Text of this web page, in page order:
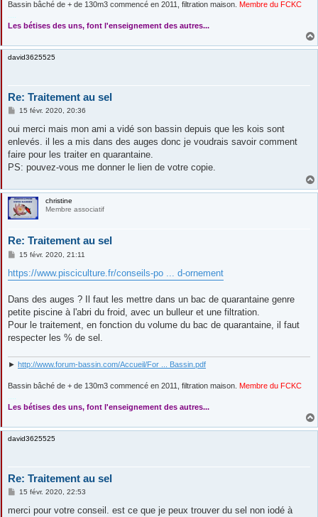
Bassin bâché de + de 130m3 commencé en 2011, filtration maison. Membre du FCKC
Les bétises des uns, font l'enseignement des autres...
david3625525
Re: Traitement au sel
M
s
a
g
15 févr. 2020, 20:36
oui merci mais mon ami a vidé son bassin depuis que les kois sont
enlevés. il les a mis dans des auges donc je voudrais savoir comment
faire pour les traiter en quarantaine.
PS: pouvez-vous me donner le lien de votre copie.
christine
Membre associatif
Re: Traitement au sel
M
s
s
g
e
15 févr. 2020, 21:11
https://www.pisciculture.fr/conseils-po ... d-ornement
Dans des auges ? Il faut les mettre dans un bac de quarantaine genre
petite piscine à l'abri du froid, avec un bulleur et une filtration.
Pour le traitement, en fonction du volume du bac de quarantaine, il faut
respecter les % de sel.
► http://www.forum-bassin.com/Accueil/For ... Bassin.pdf
Bassin bâché de + de 130m3 commencé en 2011, filtration maison. Membre du FCKC
Les bétises des uns, font l'enseignement des autres...
david3625525
Re: Traitement au sel
M
s
15 févr. 2020, 22:53
merci pour votre conseil. est ce que je peux trouver du sel non iodé à